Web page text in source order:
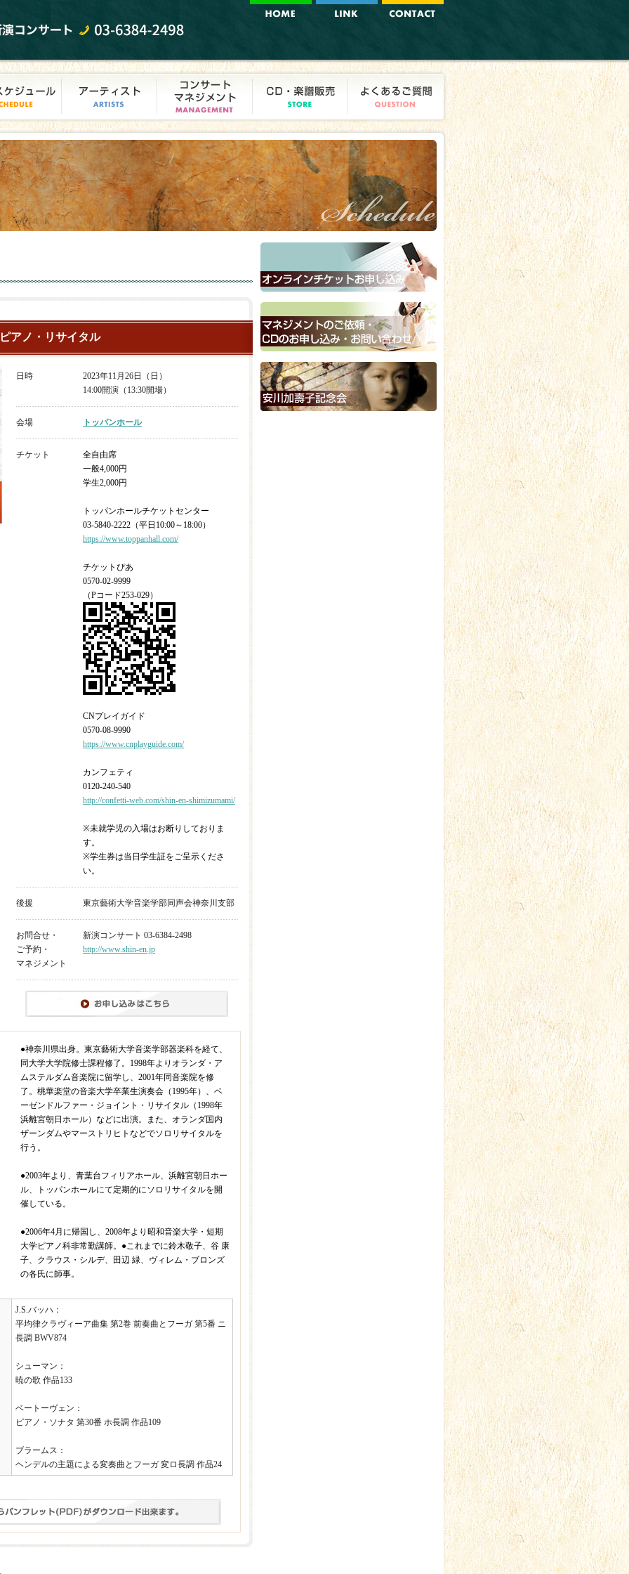
アノ・リサイタル
日時
2023年11月26日（日）
14:00開演（13:30開場）
会場 トッパンホール
チケット
全自由席
一般4,000円
学生2,000円
トッパンホールチケットセンター
03-5840-2222（平日10:00～18:00）
https://www.toppanhall.com/
チケットぴあ
0570-02-9999
（Pコード253-029）
CNプレイガイド
0570-08-9990
https://www.cnplayguide.com/
カンフェティ
0120-240-540
http://confetti-web.com/shin-en-shimizumami/
※未就学児の入場はお断りしておりま
す。
※学生券は当日学生証をご呈示くださ
い。
後援 東京藝術大学音楽学部同声会神奈川支部
お問合せ・
ご予約・
マネジメント
新演コンサート 03-6384-2498
http://www.shin-en.jp
●神奈川県出身。東京藝術大学音楽学部器楽科を経て、
同大学大学院修士課程修了。1998年よりオランダ・ア
ムステルダム音楽院に留学し、2001年同音楽院を修
了。桃華楽堂の音楽大学卒業生演奏会（1995年）、ベ
ーゼンドルファー・ジョイント・リサイタル（1998年
浜離宮朝日ホール）などに出演。また、オランダ国内
ザーンダムやマーストリヒトなどでソロリサイタルを
行う。
●2003年より、青葉台フィリアホール、浜離宮朝日ホー
ル、トッパンホールにて定期的にソロリサイタルを開
催している。
●2006年4月に帰国し、2008年より昭和音楽大学・短期
大学ピアノ科非常勤講師。●これまでに鈴木敬子、谷 康
子、クラウス・シルデ、田辺 緑、ヴィレム・ブロンズ
の各氏に師事。
J.S.バッハ：
平均律クラヴィーア曲集 第2巻 前奏曲とフーガ 第5番 ニ
長調 BWV874
シューマン：
暁の歌 作品133
ベートーヴェン：
ピアノ・ソナタ 第30番 ホ長調 作品109
ブラームス：
ヘンデルの主題による変奏曲とフーガ 変ロ長調 作品24